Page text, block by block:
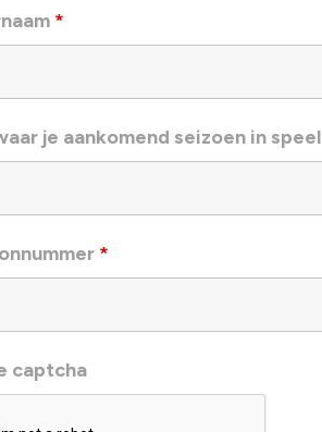
*
je aankomend seizoen in
*
captcha